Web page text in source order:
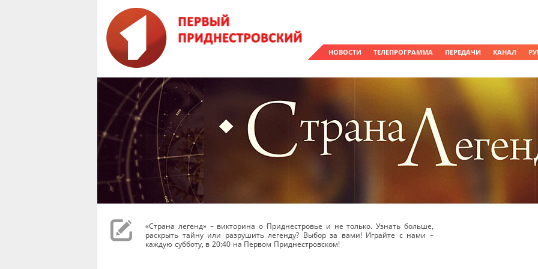
НОВОСТИ ТЕЛЕПРОГРАММА ПЕРЕДАЧИ КАНАЛ
«Страна легенд» – викторина о Приднестровье и не только. Узнать больше,
раскрыть тайну или разрушить легенду? Выбор за вами! Играйте с нами –
каждую субботу, в 20:40 на Первом Приднестровском!